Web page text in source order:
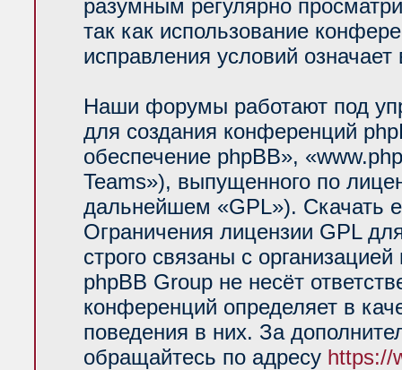
разумным регулярно
так как использование
исправления условий
Наши форумы работают под
для создания конференций
обеспечение phpBB»,
Teams»), выпущенного по
дальнейшем «GPL»). Скачать
Ограничения лицензии GPL
строго связаны с
phpBB Group не несёт
конференций определяет в
поведения в них. За
обращайтесь по адресу https://